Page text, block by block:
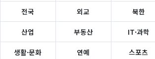
전국 외교 북한
산업 부동산 IT·과학
생활·문화 연예 스포츠